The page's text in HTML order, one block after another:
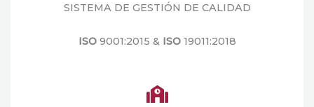
SISTEMA DE GESTIÓN DE CALIDAD
ISO 9001:2015 & ISO 19011:2018